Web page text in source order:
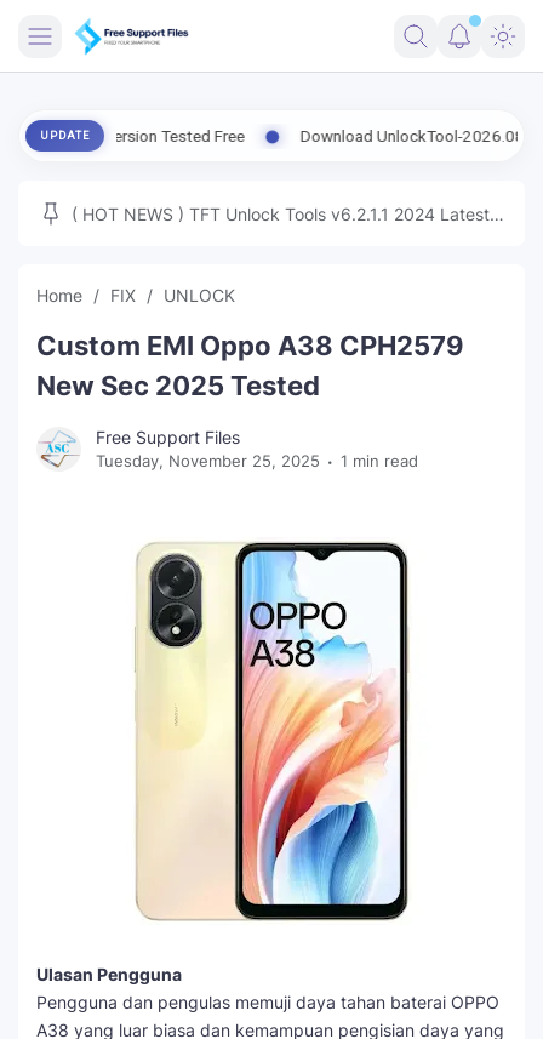
ENG FIRMWARE
MICLOUD
NEXT
TUTORIAL
UPDATE
Version Tested Free Download UnlockTool-2026.08.07.0
( HOT NEWS ) TFT Unlock Tools v6.2.1.1 2024 Latest
Home FIX UNLOCK
Custom EMI Oppo A38 CPH2579
New Sec 2025 Tested
Free Support Files
Tuesday, November 25, 2025 1 min read
Ulasan Pengguna
Pengguna dan pengulas memuji daya tahan baterai OPPO
A38 yang luar biasa dan kemampuan pengisian daya yang